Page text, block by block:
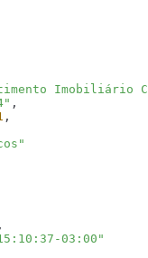
Imobiliário